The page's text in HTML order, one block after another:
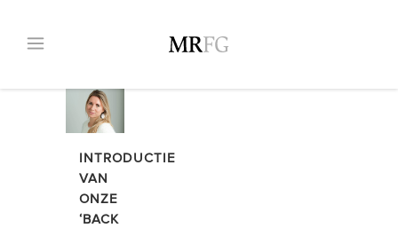
INTRODUCTIE
VAN
ONZE
‘BACK